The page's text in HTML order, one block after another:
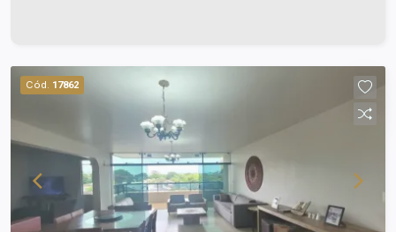
Ótima localização, em frente ao Parque Vicentina
Aranha!! Estuda permutas por imóvel de menor
Cód. 17862